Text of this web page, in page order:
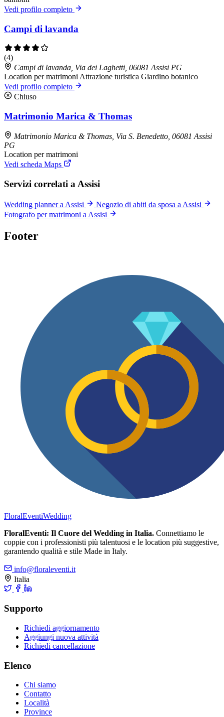
Vedi profilo completo
Campi di lavanda
(4)
Campi di lavanda, Via dei Laghetti, 06081 Assisi PG
Location per matrimoni Attrazione turistica Giardino botanico
Vedi profilo completo
Chiuso
Matrimonio Marica & Thomas
Matrimonio Marica & Thomas, Via S. Benedetto, 06081 Assisi
PG
Location per matrimoni
Vedi scheda Maps
Servizi correlati a Assisi
Wedding planner a Assisi
Negozio di abiti da sposa a Assisi
Fotografo per matrimoni a Assisi
Footer
FloralEventiWedding
FloralEventi: Il Cuore del Wedding in Italia. Connettiamo le
coppie con i professionisti più talentuosi e le location più suggestive,
garantendo qualità e stile Made in Italy.
info@floraleventi.it
Italia
Supporto
Richiedi aggiornamento
Aggiungi nuova attività
Richiedi cancellazione
Elenco
Chi siamo
Contatto
Località
Province